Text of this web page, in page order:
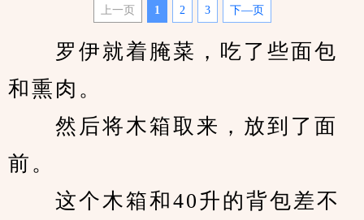
上一页 1 2 3 下—页
罗伊就着腌菜，吃了些面包
和熏肉。
然后将木箱取来，放到了面
前。
这个木箱和40升的背包差不